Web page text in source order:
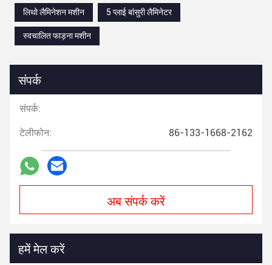
लिथो लैमिनेशन मशीन
5 प्लाई बांसुरी लैमिनेटर
स्वचालित फाड़ना मशीन
संपर्क
संपर्क:
टेलीफोन: 86-133-1668-2162
अब संपर्क करें
हमें मेल करें